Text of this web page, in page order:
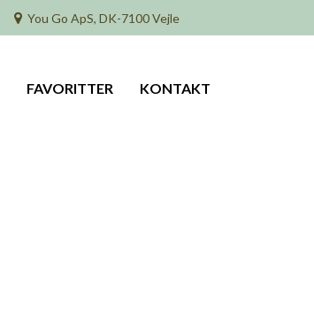
You Go ApS, DK-7100 Vejle
FAVORITTER KONTAKT